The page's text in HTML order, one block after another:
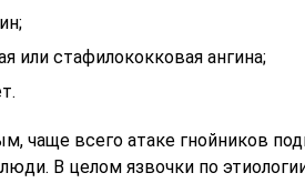
или стафилококковая ангина;
чаще всего атаке гнойников
В целом язвочки по